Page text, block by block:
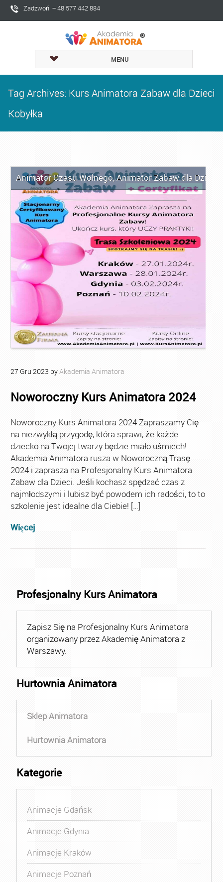
Zadzwoń + 48 577 442 884
MENU
Tag Archives: Kurs Animatora Zabaw dla Dzieci
Kobyłka
Animator Czasu Wolnego,Animator Zabaw dla Dzieci
27 Gru 2023 byAkademia Animatora
Noworoczny Kurs Animatora 2024
Noworoczny Kurs Animatora 2024 Zapraszamy Cię
na niezwykłą przygodę, która sprawi, że każde
dziecko na Twojej twarzy będzie miało uśmiech!
Akademia Animatora rusza w Noworoczną Trasę
2024 i zaprasza na Profesjonalny Kurs Animatora
Zabaw dla Dzieci. Jeśli kochasz spędzać czas z
najmłodszymi i lubisz być powodem ich radości, to to
szkolenie jest idealne dla Ciebie! […]
Więcej
Profesjonalny Kurs Animatora
Zapisz Się na Profesjonalny Kurs Animatora
organizowany przez Akademię Animatora z
Warszawy.
Hurtownia Animatora
Sklep Animatora
Hurtownia Animatora
Kategorie
Animacje Gdańsk
Animacje Gdynia
Animacje Kraków
Animacje Poznań